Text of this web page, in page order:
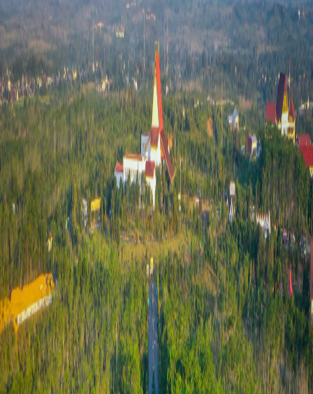
Opini
Konsultasi Syariah
Resonansi
Sejarah
Lensa
Iqtishodia
Sastra
Literasi Umat